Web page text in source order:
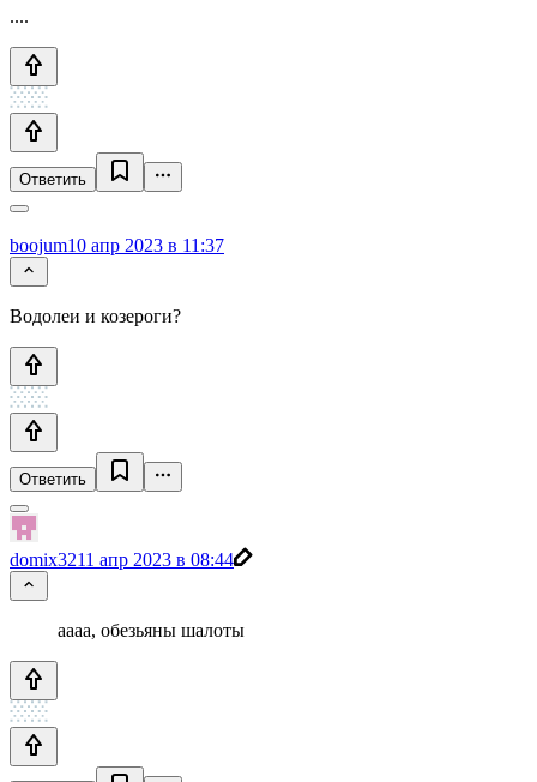
....
Ответить
boojum10 апр 2023 в 11:37
Водолеи и козероги?
Ответить
domix3211 апр 2023 в 08:44
аааа, обезьяны шалоты